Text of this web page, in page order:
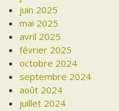
juin 2025
mai 2025
avril 2025
février 2025
octobre 2024
septembre 2024
août 2024
juillet 2024